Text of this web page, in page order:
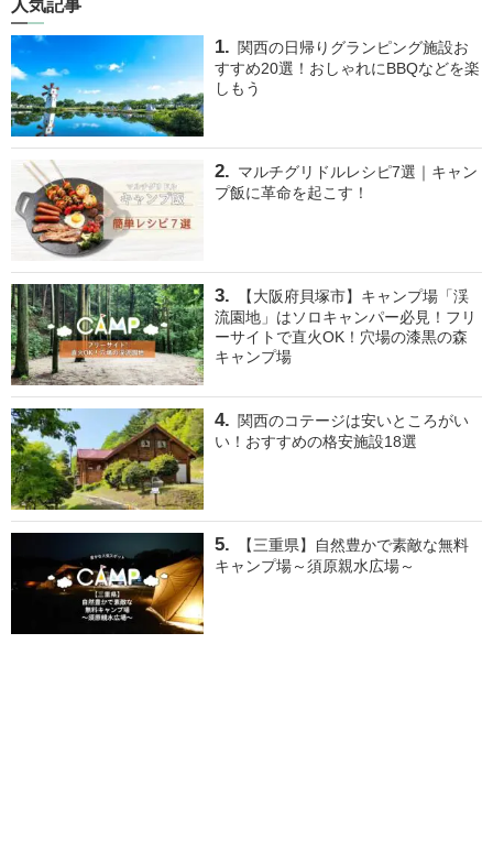
人気記事
関西の日帰りグランピング施設お
すすめ20選！おしゃれにBBQなどを楽
しもう
マルチグリドルレシピ7選｜キャン
プ飯に革命を起こす！
【大阪府貝塚市】キャンプ場「渓
流園地」はソロキャンパー必見！フリ
ーサイトで直火OK！穴場の漆黒の森
キャンプ場
関西のコテージは安いところがい
い！おすすめの格安施設18選
【三重県】自然豊かで素敵な無料
キャンプ場～須原親水広場～